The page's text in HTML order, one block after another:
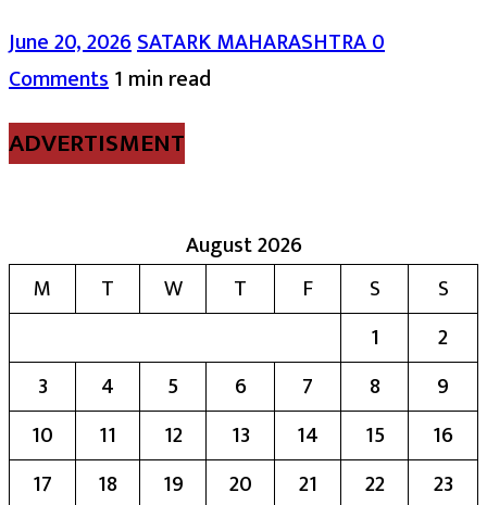
June 20, 2026SATARK MAHARASHTRA0
Comments1 min read
ADVERTISMENT
August 2026
M
T W T F S
S
1
2
3
4 5 6 7 8
9
10
11 12 13 14 15
16
17
18 19 20 21 22
23